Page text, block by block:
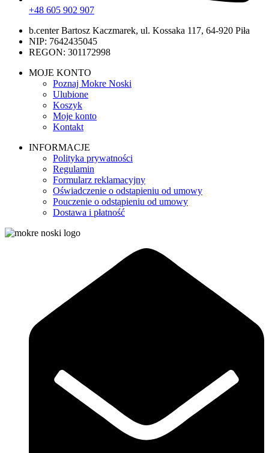
+48 605 902 907
b.center Bartosz Kaczmarek, ul. Kossaka 117, 64-920 Piła
NIP: 7642435045
REGON: 301172998
MOJE KONTO
Poznaj Mokre Noski
Ulubione
Koszyk
Moje konto
Kontakt
INFORMACJE
Polityka prywatności
Regulamin
Formularz reklamacyjny
Oświadczenie o odstapieniu od umowy
Pouczenie o odstąpieniu od umowy
Dostawa i płatność